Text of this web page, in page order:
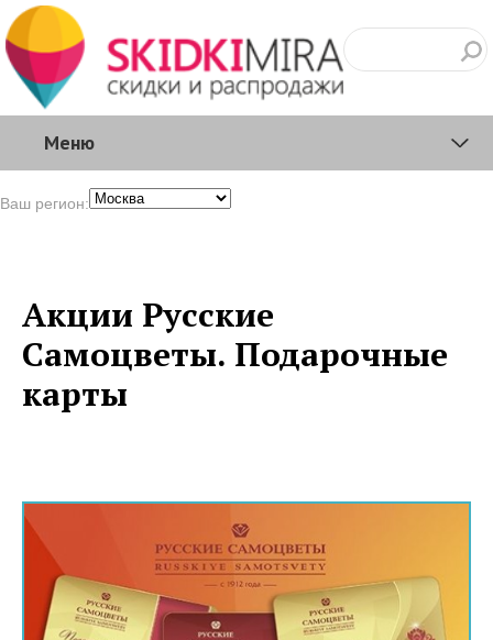
Меню
Ваш регион:
Акции Русские
Самоцветы. Подарочные
карты